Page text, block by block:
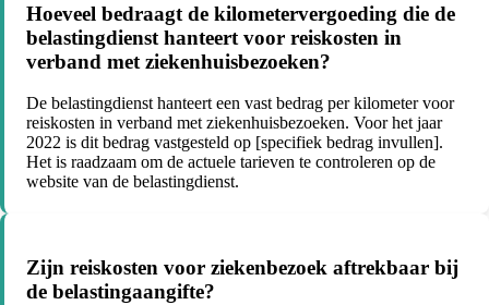
Hoeveel bedraagt de kilometervergoeding die de
belastingdienst hanteert voor reiskosten in
verband met ziekenhuisbezoeken?
De belastingdienst hanteert een vast bedrag per kilometer voor
reiskosten in verband met ziekenhuisbezoeken. Voor het jaar
2022 is dit bedrag vastgesteld op [specifiek bedrag invullen].
Het is raadzaam om de actuele tarieven te controleren op de
website van de belastingdienst.
Zijn reiskosten voor ziekenbezoek aftrekbaar bij
de belastingaangifte?